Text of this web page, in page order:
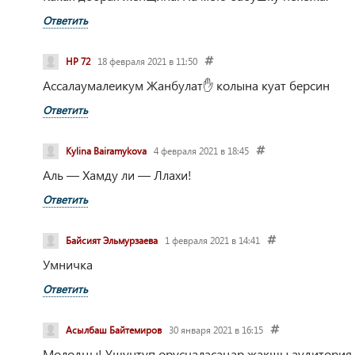
Ответить
НР 72 18 февраля 2021 в 11:50
Ассалаумалеикум Жанбулат✋ колына куат берсин
Ответить
Kylina Bairamykova 4 февраля 2021 в 18:45
Аль — Хамду ли — Ллахи!
Ответить
Байсият Эльмурзаева 1 февраля 2021 в 14:41
Умничка
Ответить
Асылбаш Байтемиров 30 января 2021 в 16:15